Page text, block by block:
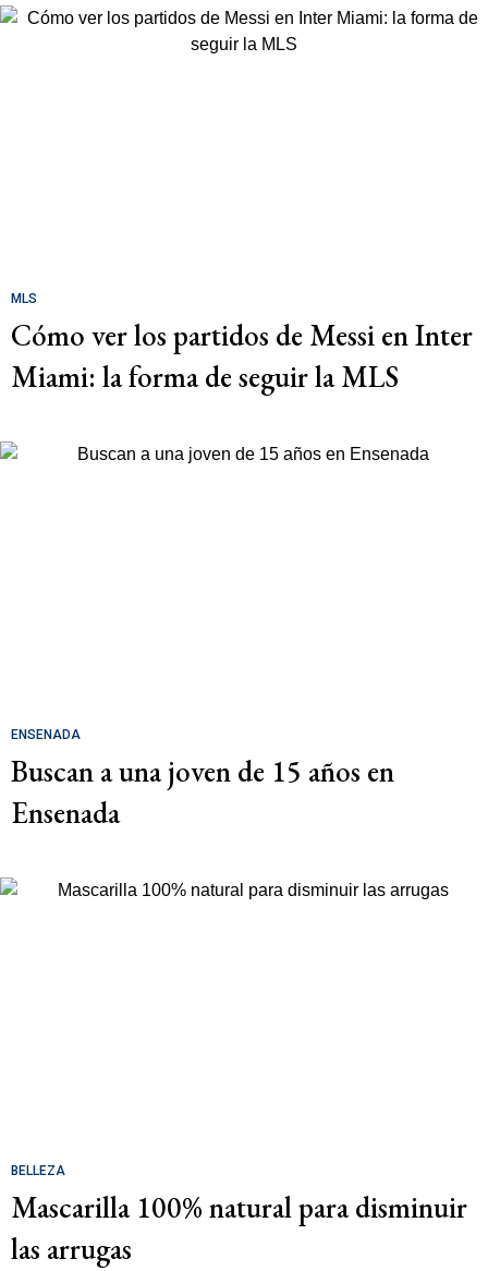
MLS
Cómo ver los partidos de Messi en Inter
Miami: la forma de seguir la MLS
ENSENADA
Buscan a una joven de 15 años en
Ensenada
BELLEZA
Mascarilla 100% natural para disminuir
las arrugas